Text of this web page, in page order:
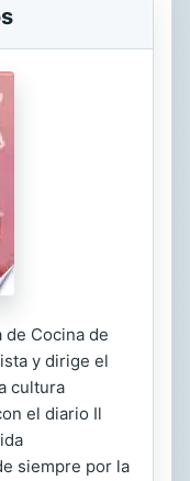
de Cocina de
y dirige el
cultura
el diario Il
siempre por la